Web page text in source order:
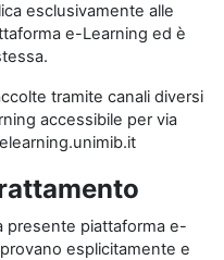
esclusivamente alle
e-Learning ed è
tramite canali diversi
accessibile per via
presente piattaforma e-
esplicitamente e